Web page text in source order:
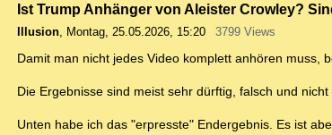
Ist Trump Anhänger von Aleister Crowley?
Illusion, Montag, 25.05.2026, 15:20 3799 Views
Damit man nicht jedes Video komplett anhören muss,
Die Ergebnisse sind meist sehr dürftig, falsch und
Unten habe ich das "erpresste" Endergebnis. Es ist